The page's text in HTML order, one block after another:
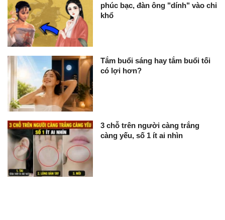
phúc bạc, đàn ông "dính" vào chỉ
khổ
Tắm buổi sáng hay tắm buổi tối
có lợi hơn?
3 chỗ trên người càng trắng
càng yếu, số 1 ít ai nhìn